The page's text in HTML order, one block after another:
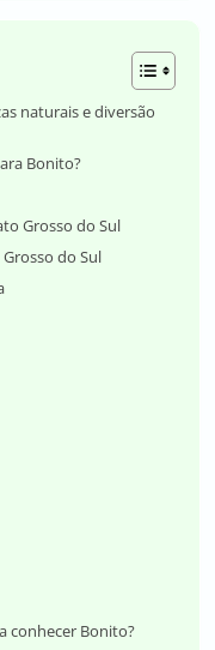
naturais e diversão
Bonito?
Grosso do Sul
do Sul
conhecer Bonito?